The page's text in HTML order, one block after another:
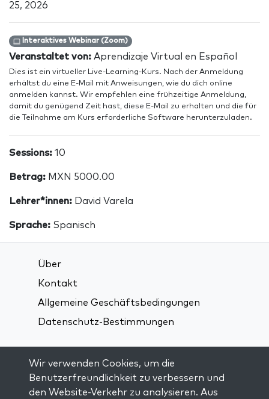
25, 2026
Interaktives Webinar (Zoom)
Veranstaltet von: Aprendizaje Virtual en Español
Dies ist ein virtueller Live-Learning-Kurs. Nach der Anmeldung
erhältst du eine E-Mail mit Anweisungen, wie du dich online
anmelden kannst. Wir empfehlen eine frühzeitige Anmeldung,
damit du genügend Zeit hast, diese E-Mail zu erhalten und die für
die Teilnahme am Kurs erforderliche Software herunterzuladen.
Sessions: 10
Betrag: MXN 5000.00
Lehrer*innen: David Varela
Sprache: Spanisch
Über
Kontakt
Allgemeine Geschäftsbedingungen
Datenschutz-Bestimmungen
Verbindung über soziale Medien:
Visit kabbalah master classes
Wir verwenden Cookies, um die
Benutzerfreundlichkeit zu verbessern und
den Website-Verkehr zu analysieren. Aus